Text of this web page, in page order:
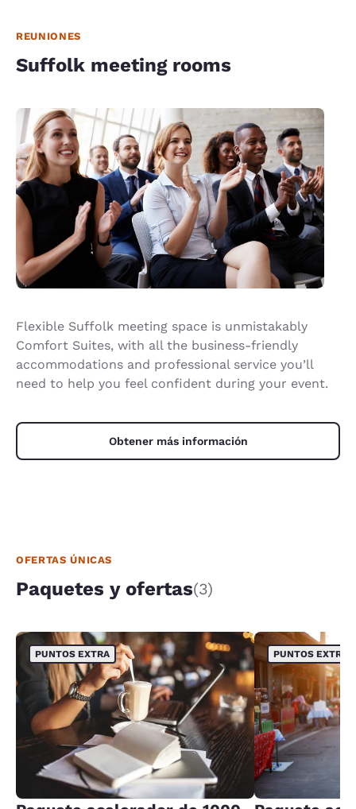
REUNIONES
Suffolk meeting rooms
Flexible Suffolk meeting space is unmistakably
Comfort Suites, with all the business-friendly
accommodations and professional service you’ll
need to help you feel confident during your event.
Obtener más información
OFERTAS ÚNICAS
Paquetes y ofertas(3)
PUNTOS EXTRA PUNTOS EXTRA